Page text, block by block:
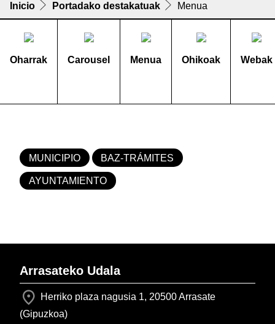
Inicio Portadako destakatuak Menua
Oharrak Carousel Menua Ohikoak Webak
MUNICIPIO BAZ-TRÁMITES
AYUNTAMIENTO
Arrasateko Udala
Herriko plaza nagusia 1, 20500 Arrasate
(Gipuzkoa)